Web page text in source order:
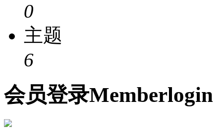
0
主题
6
会员登录Memberlogin